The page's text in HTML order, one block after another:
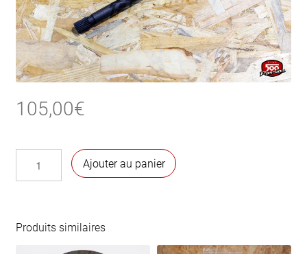
105,00€
d’embrayage
Ajouter au panier
Produits similaires